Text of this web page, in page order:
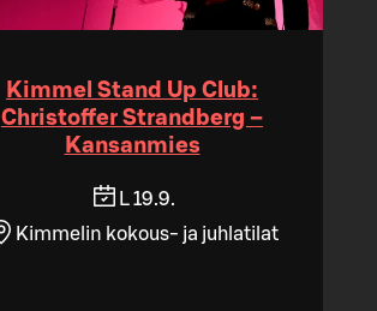
Kimmel Stand Up Club:
Christoffer Strandberg –
Kansanmies
L 19.9.
Kimmelin kokous- ja juhlatilat